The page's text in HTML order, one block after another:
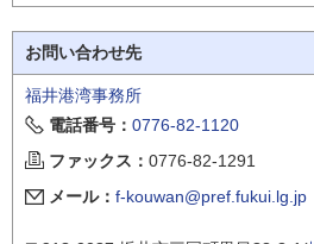
お問い合わせ先
福井港湾事務所
電話番号： 0776-82-1120
ファックス： 0776-82-1291
メール： f-kouwan@pref.fukui.lg.jp